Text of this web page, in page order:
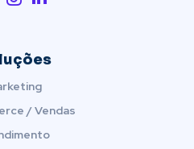
/ Vendas